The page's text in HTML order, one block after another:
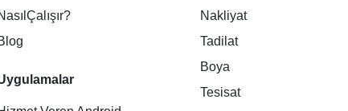
Nakliyat
Tadilat
Boya
Tesisat